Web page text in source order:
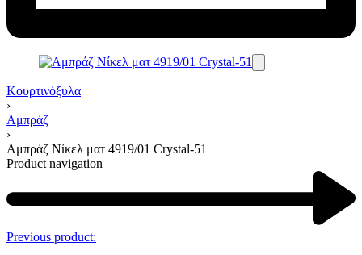
Κουρτινόξυλα
›
Αμπράζ
›
Αμπράζ Νίκελ ματ 4919/01 Crystal-51
Product navigation
Previous product: